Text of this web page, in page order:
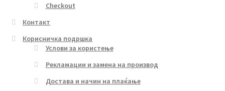
Checkout
Контакт
Корисничка подршка
Услови за користење
Рекламации и замена на производ
Достава и начин на плаќање